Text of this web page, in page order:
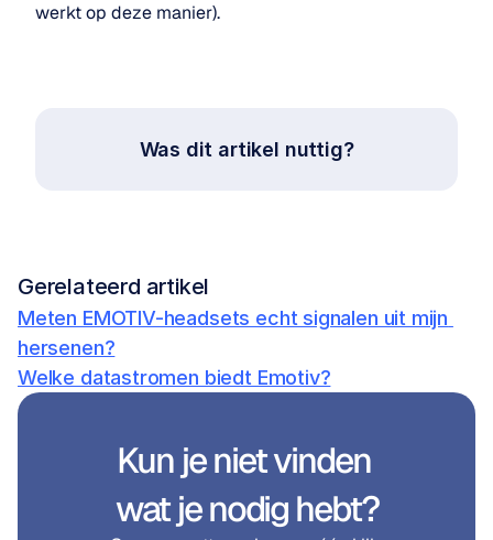
werkt op deze manier).
Was dit artikel nuttig?
Gerelateerd artikel
Meten EMOTIV-headsets echt signalen uit mijn
hersenen?
Welke datastromen biedt Emotiv?
Kun je niet vinden
wat je nodig hebt?